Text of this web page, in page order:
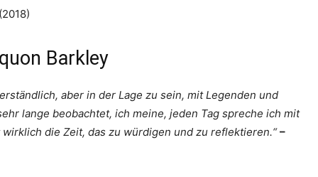
Barkley
aber in der Lage zu sein, mit Legenden und
lange beobachtet, ich meine, jeden Tag spreche ich mit
die Zeit, das zu würdigen und zu reflektieren.“ –